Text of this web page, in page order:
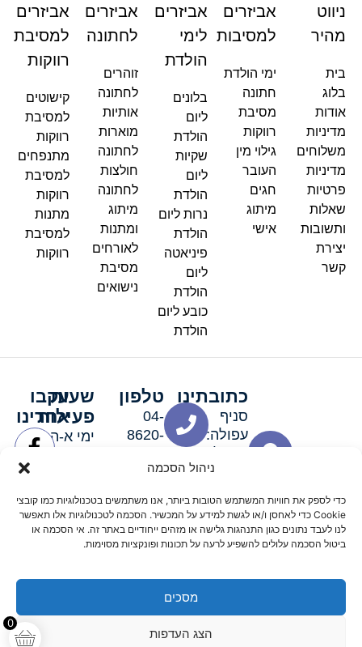
ניהול הסכמה
כדי לספק את חוויות המשתמש הטובות ביותר, אנו משתמשים בטכנולוגיות כמו קובצי
Cookie כדי לאחסן ו/או לגשת למידע על המכשיר. הסכמה לטכנולוגיות אלו תאפשר
לנו לעבד נתונים כגון התנהגות גלישה או מזהים ייחודיים באתר זה. אי הסכמה או
ביטול הסכמה עלולים להשפיע לרעה על תכונות ופונקציות מסוימות.
מסכים
הצג העדפות
0
ניווט
מהיר
בית
בלוג
אודות
מדיניות
משלוחים
מדיניות
פרטיות
שאלות
ותשובות
יצירת
קשר
אביזרים
למסיבות
ימי הולדת
חתונה
מסיבת
רווקות
גילוי מין
העובר
חגים
מיתוג
אישי
אביזרים
לימי
הולדת
בלונים
ליום
הולדת
שקיות
ליום
הולדת
נרות ליום
הולדת
פיניאטה
ליום
הולדת
כובע ליום
הולדת
אביזרים
לחתונה
זוהרים
לחתונה
אותיות
מוארות
לחתונה
חולצות
לחתונה
מיתוג
ומתנות
לאורחים
מסיבת
נישואים
אביזרים
למסיבת
רווקות
קישוטים
למסיבת
רווקות
מתנפחים
למסיבת
רווקות
מתנות
למסיבת
רווקות
כתובתינו
סניף
עפולה:
סניף מגדל
האלה 19
טלפון
04-
8620-
שעות
פעילות
ימי א-ה:
ימי שישי
וערבי חג:
8:30-
15:00
עקבו
אחרינו
תקנון אתרשלום דיגיטל קידום אורגני מקצועי